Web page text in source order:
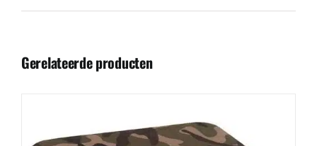
Gerelateerde producten